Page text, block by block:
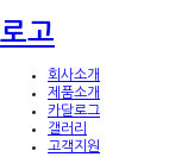
로고
회사소개
제품소개
카달로그
갤러리
고객지원